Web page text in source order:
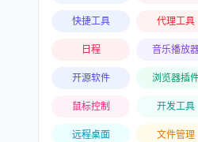
快捷工具 代理工具
日程 音乐播放
开源软件 浏览器插
鼠标控制 开发工具
远程桌面 文件管理